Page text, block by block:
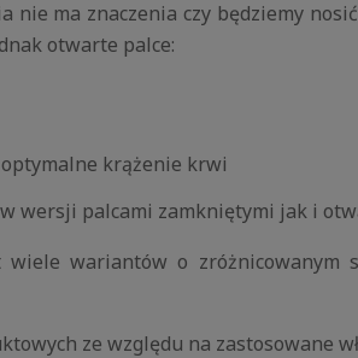
ma znaczenia czy będziemy
otwarte palce:
krążenie krwi
wersji palcami zamkniętymi jak i
wariantów o zróżnicowanym
ze względu na zastosowane